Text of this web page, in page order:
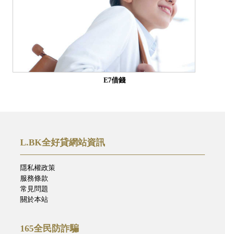
E7借錢
L.BK全好貸網站資訊
隱私權政策
服務條款
常見問題
關於本站
165全民防詐騙